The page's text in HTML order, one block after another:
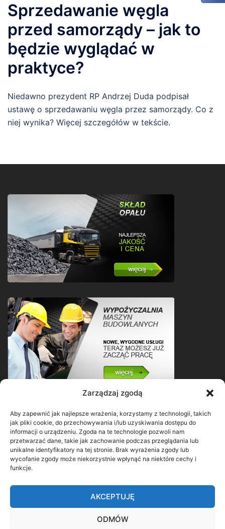
Zarządzaj zgodą
Aby zapewnić jak najlepsze wrażenia, korzystamy z technologii, takich
jak pliki cookie, do przechowywania i/lub uzyskiwania dostępu do
informacji o urządzeniu. Zgoda na te technologie pozwoli nam
przetwarzać dane, takie jak zachowanie podczas przeglądania lub
unikalne identyfikatory na tej stronie. Brak wyrażenia zgody lub
wycofanie zgody może niekorzystnie wpłynąć na niektóre cechy i
funkcje.
AKCEPTUJĘ
ODMÓW
Sprzedawanie węgla
przed samorządy – jak to
będzie wyglądać w
praktyce?
Niedawno prezydent RP Andrzej Duda podpisał
ustawę o sprzedawaniu węgla przez samorządy. Co z
niej wynika? Więcej szczegółów w tekście.